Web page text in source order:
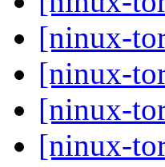
[ninux-
[ninux-
[ninux-
[ninux-